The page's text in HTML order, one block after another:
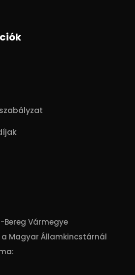
Vármegye
Magyar Államkincstárnál